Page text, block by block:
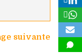
suivante